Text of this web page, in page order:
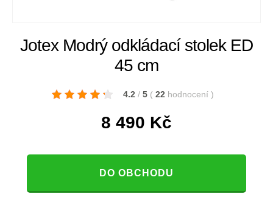
Jotex Modrý odkládací stolek ED
45 cm
4.2 / 5 ( 22 hodnocení )
8 490 Kč
DO OBCHODU